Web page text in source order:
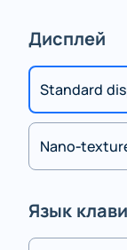
Дисплей
Standard
Язык